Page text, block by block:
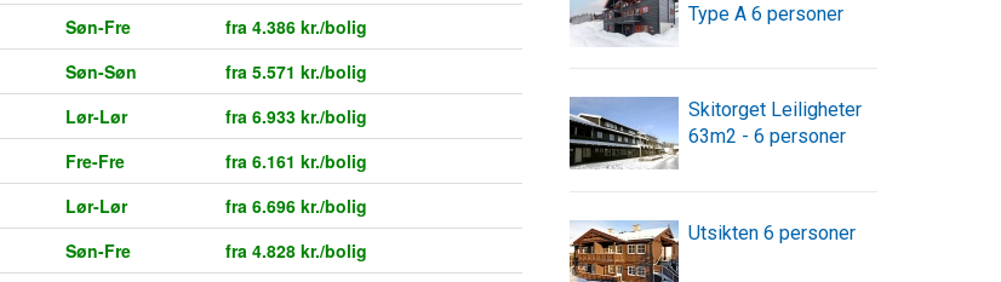
Søn-Fre
fra 4.386 kr./bolig
Søn-Søn
fra 5.571 kr./bolig
Lør-Lør
fra 6.933 kr./bolig
Fre-Fre
fra 6.161 kr./bolig
Lør-Lør
fra 6.696 kr./bolig
Søn-Fre
fra 4.828 kr./bolig
Type A 6 personer
Skitorget Leiligheter
63m2 - 6 personer
Utsikten 6 personer